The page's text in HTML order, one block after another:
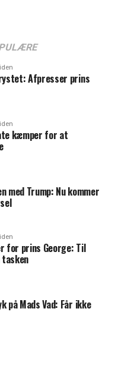
Afpresser prins
kæmper for at
med Trump: Nu kommer
for prins George: Til
Mads Vad: Får ikke